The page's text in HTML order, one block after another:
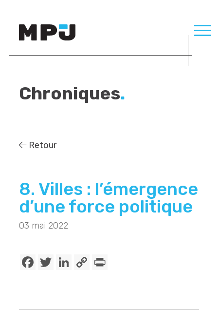
Chroniques.
Retour
8. Villes : l’émergence
d’une force politique
03 mai 2022
FacebookTwitterLinkedIn
Copy
Link